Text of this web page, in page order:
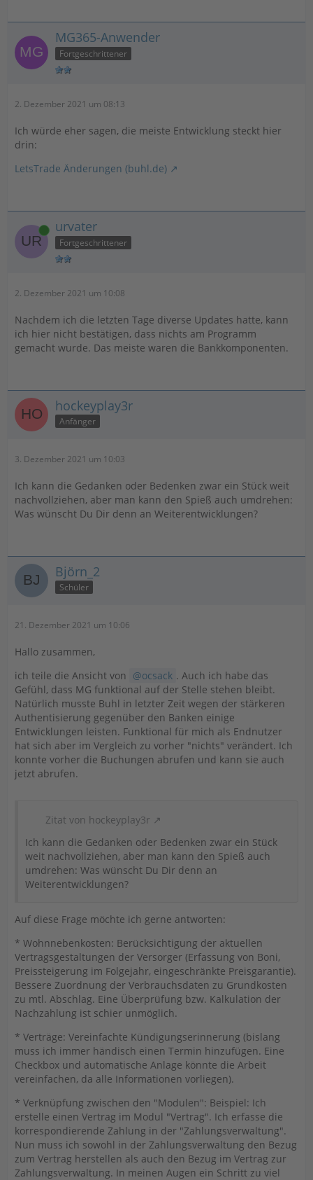
MG365-Anwender
Fortgeschrittener
2. Dezember 2021 um 08:13
Ich würde eher sagen, die meiste Entwicklung steckt hier
drin:
LetsTrade Änderungen (buhl.de)
Online urvater
Fortgeschrittener
2. Dezember 2021 um 10:08
Nachdem ich die letzten Tage diverse Updates hatte, kann
ich hier nicht bestätigen, dass nichts am Programm
gemacht wurde. Das meiste waren die Bankkomponenten.
hockeyplay3r
Anfänger
3. Dezember 2021 um 10:03
Ich kann die Gedanken oder Bedenken zwar ein Stück weit
nachvollziehen, aber man kann den Spieß auch umdrehen:
Was wünscht Du Dir denn an Weiterentwicklungen?
Björn_2
Schüler
21. Dezember 2021 um 10:06
Hallo zusammen,
ich teile die Ansicht von
ocsack . Auch ich habe das
Gefühl, dass MG funktional auf der Stelle stehen bleibt.
Natürlich musste Buhl in letzter Zeit wegen der stärkeren
Authentisierung gegenüber den Banken einige
Entwicklungen leisten. Funktional für mich als Endnutzer
hat sich aber im Vergleich zu vorher "nichts" verändert. Ich
konnte vorher die Buchungen abrufen und kann sie auch
jetzt abrufen.
Zitat von hockeyplay3r
Ich kann die Gedanken oder Bedenken zwar ein Stück
weit nachvollziehen, aber man kann den Spieß auch
umdrehen: Was wünscht Du Dir denn an
Weiterentwicklungen?
Auf diese Frage möchte ich gerne antworten:
* Wohnnebenkosten: Berücksichtigung der aktuellen
Vertragsgestaltungen der Versorger (Erfassung von Boni,
Preissteigerung im Folgejahr, eingeschränkte Preisgarantie).
Bessere Zuordnung der Verbrauchsdaten zu Grundkosten
zu mtl. Abschlag. Eine Überprüfung bzw. Kalkulation der
Nachzahlung ist schier unmöglich.
* Verträge: Vereinfachte Kündigungserinnerung (bislang
muss ich immer händisch einen Termin hinzufügen. Eine
Checkbox und automatische Anlage könnte die Arbeit
vereinfachen, da alle Informationen vorliegen).
* Verknüpfung zwischen den "Modulen": Beispiel: Ich
erstelle einen Vertrag im Modul "Vertrag". Ich erfasse die
korrespondierende Zahlung in der "Zahlungsverwaltung".
Nun muss ich sowohl in der Zahlungsverwaltung den Bezug
zum Vertrag herstellen als auch den Bezug im Vertrag zur
Zahlungsverwaltung. In meinen Augen ein Schritt zu viel